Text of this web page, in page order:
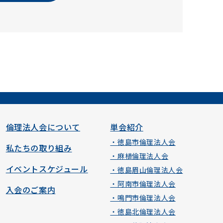
倫理法人会について
私たちの取り組み
イベントスケジュール
入会のご案内
単会紹介
・徳島市倫理法人会
・麻植倫理法人会
・徳島眉山倫理法人会
・阿南市倫理法人会
・鳴門市倫理法人会
・徳島北倫理法人会